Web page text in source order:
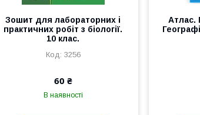
Зошит для лабораторних і
практичних робіт з біології.
10 клас.
3256
60 ₴
В наявності
Атлас.